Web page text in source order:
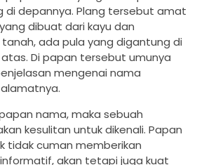
di depannya. Plang tersebut amat
dibuat dari kayu dan
ada pula yang digantung di
Di papan tersebut umunya
mengenai nama
nama, maka sebuah
kesulitan untuk dikenali. Papan
tidak cuman memberikan
akan tetapi juga kuat